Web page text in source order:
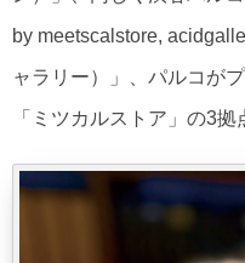
by meetscalstore,
ャラリー）」、パルコが
「ミツカルストア」の3拠